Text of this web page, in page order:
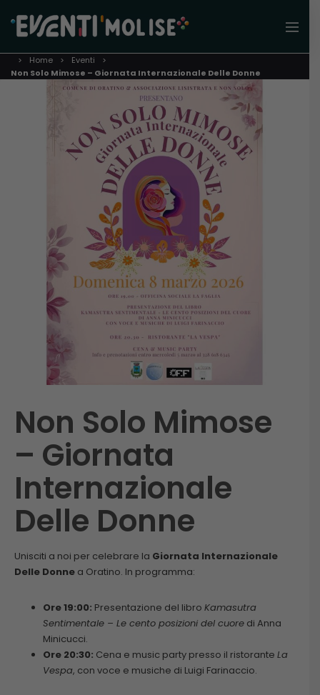
Home
Eventi
Non Solo Mimose – Giornata Internazionale Delle Donne
Non Solo Mimose
– Giornata
Internazionale
Delle Donne
Unisciti a noi per celebrare la Giornata Internazionale
Delle Donne a Oratino. In programma:
Ore 19:00: Presentazione del libro Kamasutra
Sentimentale – Le cento posizioni del cuore di Anna
Minicucci.
Ore 20:30: Cena e music party presso il ristorante La
Vespa, con voce e musiche di Luigi Farinaccio.